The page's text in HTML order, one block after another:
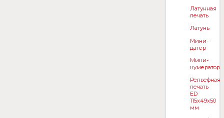
Латунная
печать
Латунь
Мини-
датер
Мини-
нумератор
Рельефная
печать
ED
115x49x50
мм